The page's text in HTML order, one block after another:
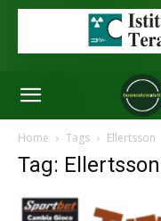
Home Tags Ellertsson
Tag: Ellertsson